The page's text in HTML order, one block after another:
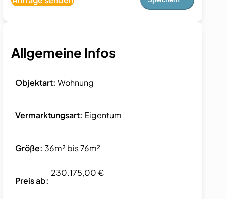
Allgemeine Infos
Objektart: Wohnung
Vermarktungsart: Eigentum
Größe: 36m² bis 76m²
Preis ab:
230.175,00 €